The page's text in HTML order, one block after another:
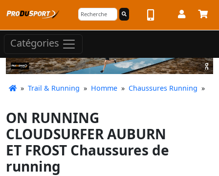
Catégories
» Trail & Running » Homme » Chaussures Running »
ON RUNNING
CLOUDSURFER AUBURN
ET FROST Chaussures de
running